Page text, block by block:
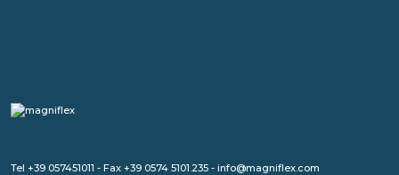
Tel +39 057451011 - Fax +39 0574 5101.235 - info@magniflex.com